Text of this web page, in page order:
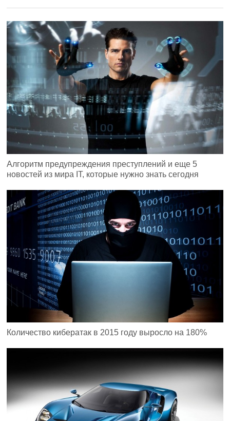
Алгоритм предупреждения преступлений и еще 5
новостей из мира IT, которые нужно знать сегодня
Количество кибератак в 2015 году выросло на 180%